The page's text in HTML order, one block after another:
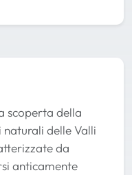
scoperta della
delle Valli
da
anticamente